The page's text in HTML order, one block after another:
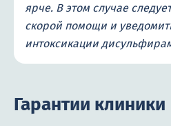
ярче. В этом случае
скорой помощи и
интоксикации
Гарантии клиники